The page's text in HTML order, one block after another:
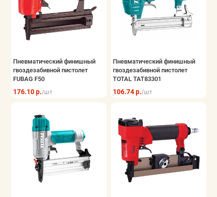
Пневматический финишный
гвоздезабивной пистолет
FUBAG F50
176.10 р./шт
Пневматический финишный
гвоздезабивной пистолет
TOTAL TAT83301
106.74 р./шт